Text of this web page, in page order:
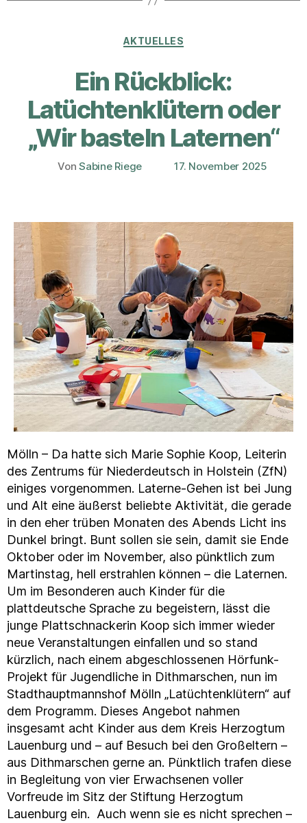
Kategorien
AKTUELLES
Ein Rückblick:
Latüchtenklütern oder
„Wir basteln Laternen“
Beitragsautor
VonSabine Riege Veröffentlichungsdatum
17. November 2025
Mölln – Da hatte sich Marie Sophie Koop, Leiterin
des Zentrums für Niederdeutsch in Holstein (ZfN)
einiges vorgenommen. Laterne-Gehen ist bei Jung
und Alt eine äußerst beliebte Aktivität, die gerade
in den eher trüben Monaten des Abends Licht ins
Dunkel bringt. Bunt sollen sie sein, damit sie Ende
Oktober oder im November, also pünktlich zum
Martinstag, hell erstrahlen können – die Laternen.
Um im Besonderen auch Kinder für die
plattdeutsche Sprache zu begeistern, lässt die
junge Plattschnackerin Koop sich immer wieder
neue Veranstaltungen einfallen und so stand
kürzlich, nach einem abgeschlossenen Hörfunk-
Projekt für Jugendliche in Dithmarschen, nun im
Stadthauptmannshof Mölln „Latüchtenklütern“ auf
dem Programm. Dieses Angebot nahmen
insgesamt acht Kinder aus dem Kreis Herzogtum
Lauenburg und – auf Besuch bei den Großeltern –
aus Dithmarschen gerne an. Pünktlich trafen diese
in Begleitung von vier Erwachsenen voller
Vorfreude im Sitz der Stiftung Herzogtum
Lauenburg ein. Auch wenn sie es nicht sprechen –